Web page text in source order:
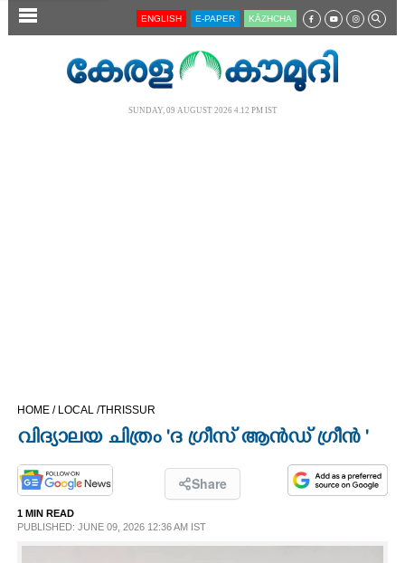
SECTIONS
OPINION
PHOTOS
ENGLISH E-PAPER KĀZHCHA
SUNDAY, 09 AUGUST 2026 4.12 PM IST
HOME / LOCAL /THRISSUR
വിദ്യാലയ ചിത്രം 'ദ ഗ്രീസ് ആൻഡ് ഗ്രീൻ '
Share
1 MIN READ
PUBLISHED: JUNE 09, 2026 12:36 AM IST